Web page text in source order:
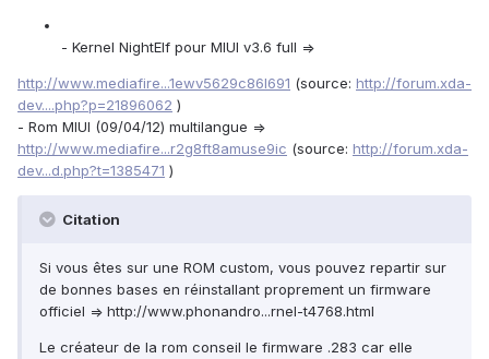
- Kernel NightElf pour MIUI v3.6 full =>
http://www.mediafire...1ewv5629c86l691 (source: http://forum.xda-
dev....php?p=21896062 )
- Rom MIUI (09/04/12) multilangue =>
http://www.mediafire...r2g8ft8amuse9ic (source: http://forum.xda-
dev...d.php?t=1385471 )
Citation
Si vous êtes sur une ROM custom, vous pouvez repartir sur
de bonnes bases en réinstallant proprement un firmware
officiel => http://www.phonandro...rnel-t4768.html
Le créateur de la rom conseil le firmware .283 car elle